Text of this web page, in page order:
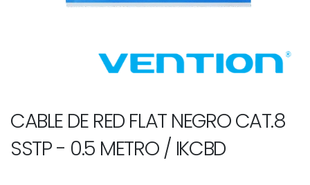
CABLE DE RED FLAT NEGRO CAT.8
SSTP - 0.5 METRO / IKCBD